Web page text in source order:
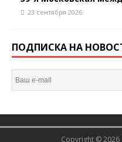
23 сентября 2026
ПОДПИСКА НА
Copyright © 2026